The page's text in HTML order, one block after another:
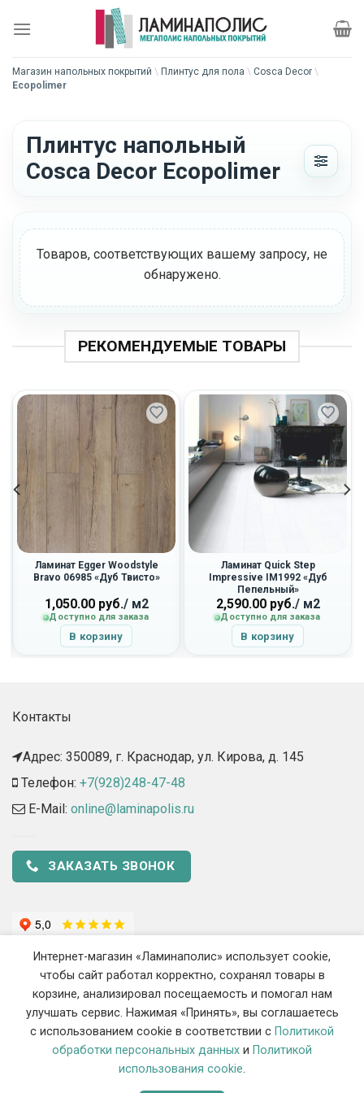
Магазин напольных покрытий \ Плинтус для пола \ Cosca Decor \
Ecopolimer
Плинтус напольный
Cosca Decor Ecopolimer
Товаров, соответствующих вашему запросу, не
обнаружено.
РЕКОМЕНДУЕМЫЕ ТОВАРЫ
Ламинат Egger Woodstyle
Bravo 06985 «Дуб Твисто»
1,050.00руб./ м2
Доступно для заказа
В корзину
Ламинат Quick Step
Impressive IM1992 «Дуб
Пепельный»
2,590.00руб./ м2
Доступно для заказа
В корзину
Контакты
Адрес: 350089, г. Краснодар, ул. Кирова, д. 145​
Телефон: +7(928)248-47-48
E-Mail: online@laminapolis.ru
ЗАКАЗАТЬ ЗВОНОК
покрытий
Интернет-магазин «Ламинаполис» использует cookie,
чтобы сайт работал корректно, сохранял товары в
корзине, анализировал посещаемость и помогал нам
улучшать сервис. Нажимая «Принять», вы соглашаетесь
с использованием cookie в соответствии с Политикой
обработки персональных данных и Политикой
использования cookie.